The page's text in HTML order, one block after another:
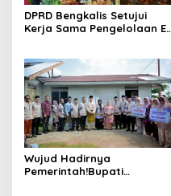
DPRD Bengkalis Setujui
Kerja Sama Pengelolaan E-
Wujud Hadirnya
Pemerintah!Bupati